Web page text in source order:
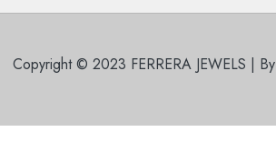
Copyright © 2023 FERRERA JEWELS | By